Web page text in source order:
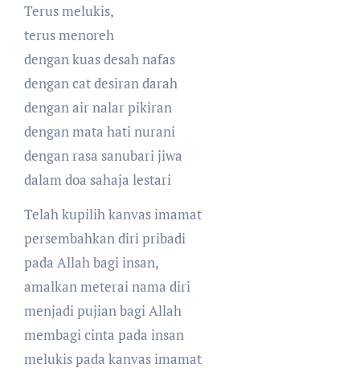
Terus melukis,
terus menoreh
dengan kuas desah nafas
dengan cat desiran darah
dengan air nalar pikiran
dengan mata hati nurani
dengan rasa sanubari jiwa
dalam doa sahaja lestari
Telah kupilih kanvas imamat
persembahkan diri pribadi
pada Allah bagi insan,
amalkan meterai nama diri
menjadi pujian bagi Allah
membagi cinta pada insan
melukis pada kanvas imamat